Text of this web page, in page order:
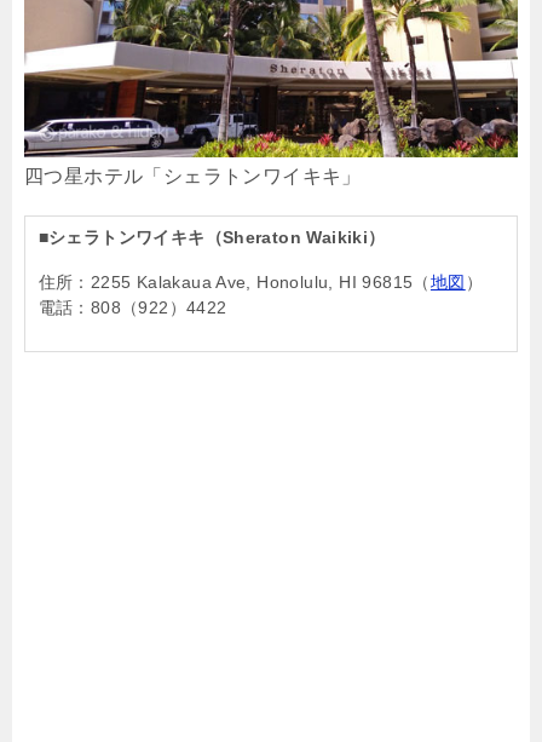
四つ星ホテル「シェラトンワイキキ」
■シェラトンワイキキ（Sheraton Waikiki）
住所：2255 Kalakaua Ave, Honolulu, HI 96815（地図 ）
電話：808（922）4422